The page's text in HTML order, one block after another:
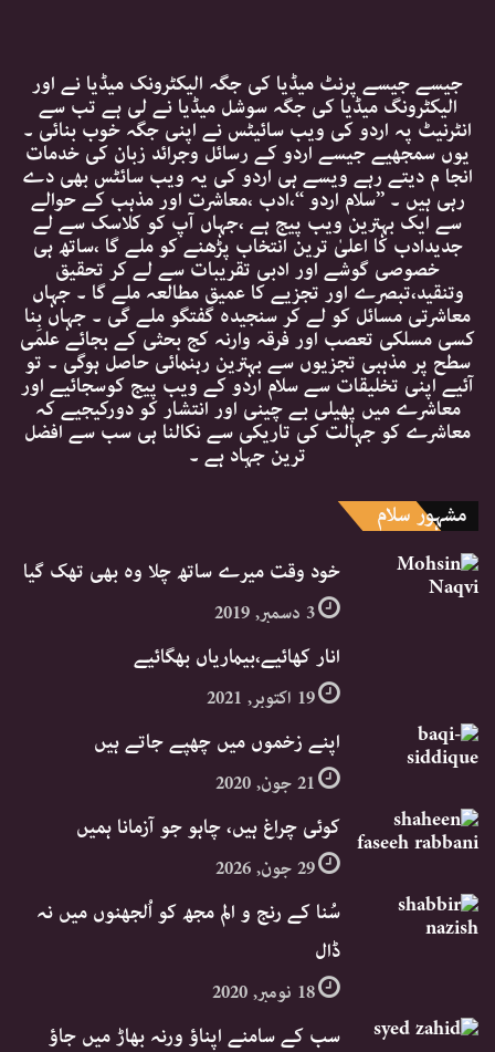
جیسے جیسے پرنٹ میڈیا کی جگہ الیکٹرونک میڈیا نے اور
الیکٹرونگ میڈیا کی جگہ سوشل میڈیا نے لی ہے تب سے
انٹرنیٹ پہ اردو کی ویب سائیٹس نے اپنی جگہ خوب بنائی ۔
یوں سمجھیے جیسے اردو کے رسائل وجرائد زبان کی خدمات
انجا م دیتے رہے ویسے ہی اردو کی یہ ویب سائٹس بھی دے
رہی ہیں ۔ ’’سلام اردو ‘‘،ادب ،معاشرت اور مذہب کے حوالے
سے ایک بہترین ویب پیج ہے ،جہاں آپ کو کلاسک سے لے
جدیدادب کا اعلیٰ ترین انتخاب پڑھنے کو ملے گا ،ساتھ ہی
خصوصی گوشے اور ادبی تقریبات سے لے کر تحقیق
وتنقید،تبصرے اور تجزیے کا عمیق مطالعہ ملے گا ۔ جہاں
معاشرتی مسائل کو لے کر سنجیدہ گفتگو ملے گی ۔ جہاں بِنا
کسی مسلکی تعصب اور فرقہ وارنہ کج بحثی کے بجائے علمی
سطح پر مذہبی تجزیوں سے بہترین رہنمائی حاصل ہوگی ۔ تو
آئیے اپنی تخلیقات سے سلام اردو کے ویب پیج کوسجائیے اور
معاشرے میں پھیلی بے چینی اور انتشار کو دورکیجیے کہ
معاشرے کو جہالت کی تاریکی سے نکالنا ہی سب سے افضل
ترین جہاد ہے ۔
مشہور سلام
خود وقت میرے ساتھ چلا وہ بھی تھک گیا
3 دسمبر, 2019
انار کھائیے،بیماریاں بھگائیے
19 اکتوبر, 2021
اپنے زخموں میں چھپے جاتے ہیں
21 جون, 2020
کوئی چراغ ہیں، چاہو جو آزمانا ہمیں
29 جون, 2026
سُنا کے رنج و الم مجھ کو اُلجھنوں میں نہ
ڈال
18 نومبر, 2020
سب کے سامنے اپناؤ ورنہ بھاڑ میں جاؤ